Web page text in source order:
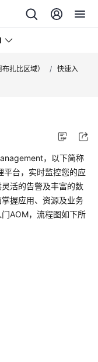
扎比区域） / 快速入
，以下简称
平台，实时监控您的应
活的告警及丰富的数
握应用、资源及业务
AOM，流程图如下所